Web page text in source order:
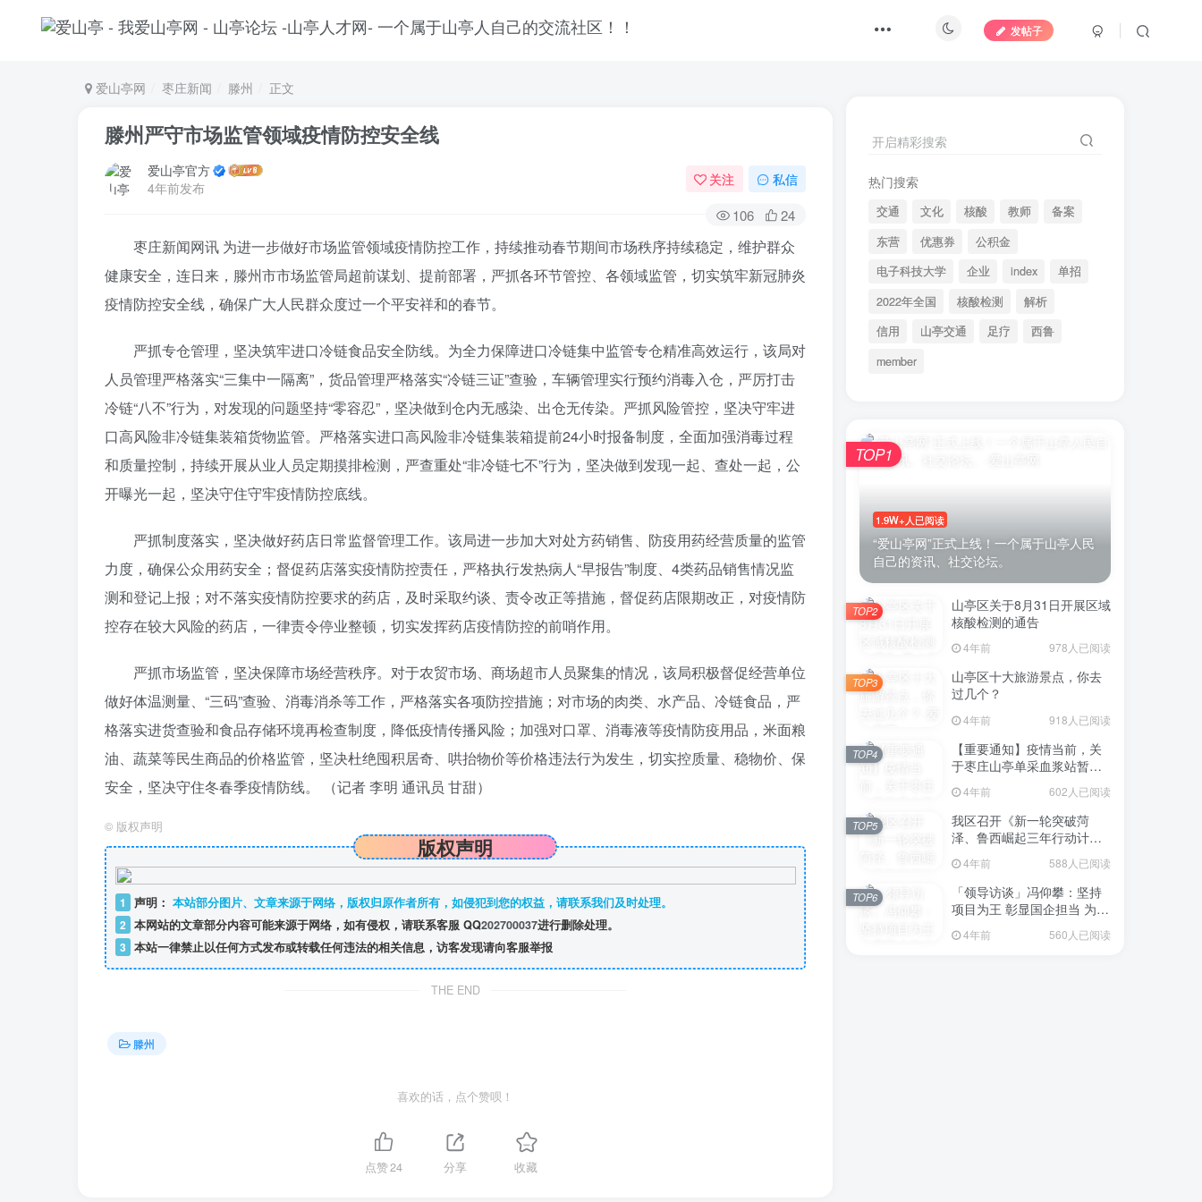
发帖子
爱山亭网 枣庄新闻 滕州 正文
滕州严守市场监管领域疫情防控安全线
爱山亭官方
4年前发布
关注 私信
106 24
枣庄新闻网讯 为进一步做好市场监管领域疫情防控工作，持续推动春节期间市场秩序持续稳定，维护群众
健康安全，连日来，滕州市市场监管局超前谋划、提前部署，严抓各环节管控、各领域监管，切实筑牢新冠肺炎
疫情防控安全线，确保广大人民群众度过一个平安祥和的春节。
严抓专仓管理，坚决筑牢进口冷链食品安全防线。为全力保障进口冷链集中监管专仓精准高效运行，该局对
人员管理严格落实“三集中一隔离”，货品管理严格落实“冷链三证”查验，车辆管理实行预约消毒入仓，严厉打击
冷链“八不”行为，对发现的问题坚持“零容忍”，坚决做到仓内无感染、出仓无传染。严抓风险管控，坚决守牢进
口高风险非冷链集装箱货物监管。严格落实进口高风险非冷链集装箱提前24小时报备制度，全面加强消毒过程
和质量控制，持续开展从业人员定期摸排检测，严查重处“非冷链七不”行为，坚决做到发现一起、查处一起，公
开曝光一起，坚决守住守牢疫情防控底线。
严抓制度落实，坚决做好药店日常监督管理工作。该局进一步加大对处方药销售、防疫用药经营质量的监管
力度，确保公众用药安全；督促药店落实疫情防控责任，严格执行发热病人“早报告”制度、4类药品销售情况监
测和登记上报；对不落实疫情防控要求的药店，及时采取约谈、责令改正等措施，督促药店限期改正，对疫情防
控存在较大风险的药店，一律责令停业整顿，切实发挥药店疫情防控的前哨作用。
严抓市场监管，坚决保障市场经营秩序。对于农贸市场、商场超市人员聚集的情况，该局积极督促经营单位
做好体温测量、“三码”查验、消毒消杀等工作，严格落实各项防控措施；对市场的肉类、水产品、冷链食品，严
格落实进货查验和食品存储环境再检查制度，降低疫情传播风险；加强对口罩、消毒液等疫情防疫用品，米面粮
油、蔬菜等民生商品的价格监管，坚决杜绝囤积居奇、哄抬物价等价格违法行为发生，切实控质量、稳物价、保
安全，坚决守住冬春季疫情防线。 （记者 李明 通讯员 甘甜）
© 版权声明
版权声明
1 声明： 本站部分图片、文章来源于网络，版权归原作者所有，如侵犯到您的权益，请联系我们及时处理。
2 本网站的文章部分内容可能来源于网络，如有侵权，请联系客服 QQ202700037进行删除处理。
3 本站一律禁止以任何方式发布或转载任何违法的相关信息，访客发现请向客服举报
THE END
滕州
喜欢的话，点个赞呗！
点赞24 分享 收藏
开启精彩搜索
热门搜索
交通 文化 核酸 教师
备案
东营
优惠券
公积金
电子科技大学
企业 index
单招
2022年全国
核酸检测
解析
信用
山亭交通 足疗
西鲁
member
1.9W+人已阅读
“爱山亭网”正式上线！一个属于山亭人民
自己的资讯、社交论坛。
TOP1
山亭区关于8月31日开展区域
核酸检测的通告
4年前 978人已阅读
TOP2
山亭区十大旅游景点，你去
过几个？
4年前 918人已阅读
TOP3
【重要通知】疫情当前，关
于枣庄山亭单采血浆站暂停
4年前 602人已阅读
TOP4
我区召开《新一轮突破菏
泽、鲁西崛起三年行动计划
意见稿）政策分析研判会议
4年前 588人已阅读
TOP5
「领导访谈」冯仰攀：坚持
项目为王 彰显国企担当 为全
点项目建设贡献“交发力量”
4年前 560人已阅读
TOP6